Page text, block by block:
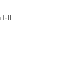
II